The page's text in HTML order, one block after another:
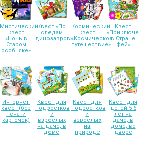
Мистический
квест
«Ночь в
Старом
особняке»
Квест «По
следам
динозавров»
Космический
квест
«Космическое
путешествие»
Квест
в Стране
фей»
Интернет-
квест (без
печати
карточек)
Квест для
подростков
и
взрослых
на даче, в
доме
Квест для
подростков
и
взрослых
на
природе
Квест для
детей 5-6
лет на
даче, в
доме, во
дворе